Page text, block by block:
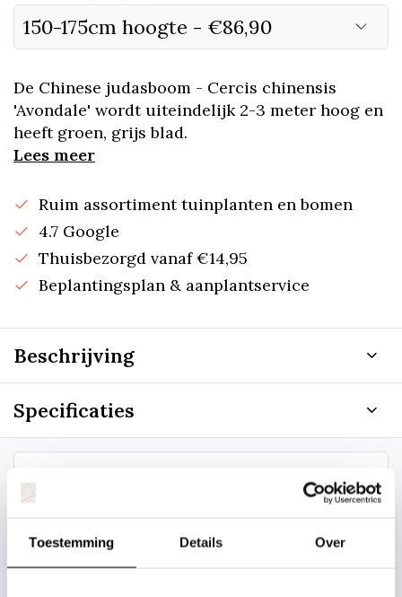
Toestemming Details Over
De Chinese judasboom - Cercis chinensis
'Avondale' wordt uiteindelijk 2-3 meter hoog en
heeft groen, grijs blad.
Lees meer
Ruim assortiment tuinplanten en bomen
4.7 Google
Thuisbezorgd vanaf €14,95
Beplantingsplan & aanplantservice
Beschrijving
Specificaties
Staat uw plantsoort of maat er niet
tussen? Laat het ons weten, dan
gaan we voor u kijken. Stuur ons
de plantnaam, hoogte, stamdikte en